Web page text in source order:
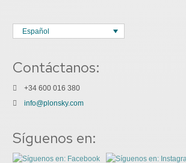
Español
Contáctanos:
+34 600 016 380
info@plonsky.com
Síguenos en: